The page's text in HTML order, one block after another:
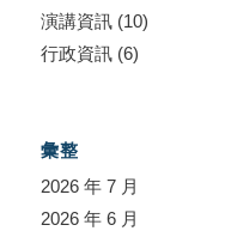
演講資訊(10)
行政資訊(6)
彙整
2026 年 7 月
2026 年 6 月